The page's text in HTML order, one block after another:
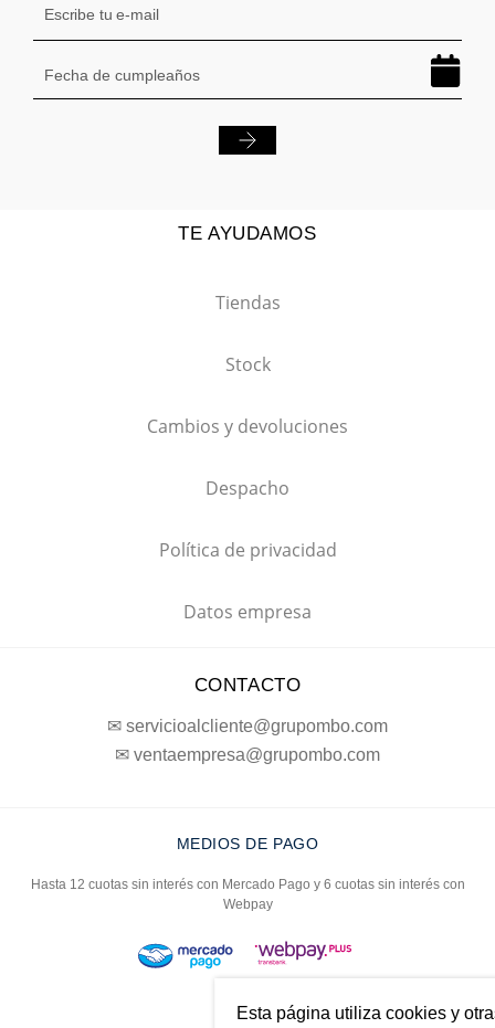
TE AYUDAMOS
Tiendas
Stock
Cambios y devoluciones
Despacho
Política de privacidad
Datos empresa
CONTACTO
✉ servicioalcliente@grupombo.com
✉ ventaempresa@grupombo.com
MEDIOS DE PAGO
Hasta 12 cuotas sin interés con Mercado Pago y 6 cuotas sin interés con
Webpay
Esta página utiliza cookies y